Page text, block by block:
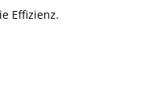
Effizienz.